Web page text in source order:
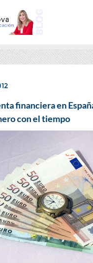
financiera en
con el tiempo